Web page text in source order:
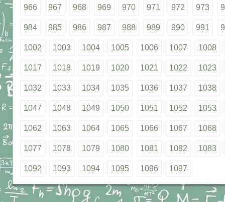
966 967 968 969 970 971 972 973
984 985 986 987 988 989 990 991
1002 1003 1004 1005 1006 1007 1008
1017 1018 1019 1020 1021 1022 1023
1032 1033 1034 1035 1036 1037 1038
1047 1048 1049 1050 1051 1052 1053
1062 1063 1064 1065 1066 1067 1068
1077 1078 1079 1080 1081 1082 1083
1092 1093 1094 1095 1096 1097